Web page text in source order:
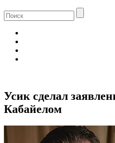
Усик сделал
Кабайелом